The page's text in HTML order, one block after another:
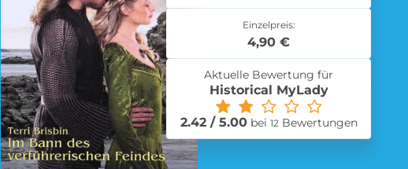
Abo Fahrrad Abo
Abo Kochbox Abo
Einzelpreis:
4,90 €
Aktuelle Bewertung für
Historical MyLady
2.42 / 5.00bei 12Bewertungen